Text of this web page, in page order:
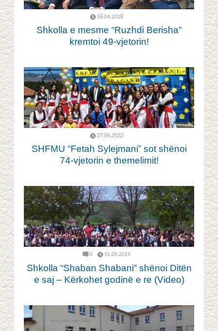
18.04.2018
Shkolla e mesme “Ruzhdi Berisha”
kremtoi 49-vjetorin!
27.04.2022
SHFMU “Fetah Sylejmani” sot shënoi
74-vjetorin e themelimit!
0 15.05.2015
Shkolla “Shaban Shabani” shënoi Ditën
e saj – Kërkohet godinë e re (Video)